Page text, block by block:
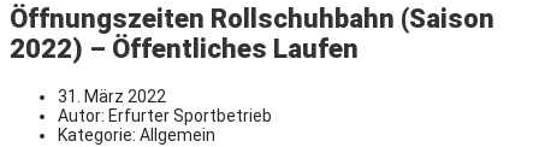
Öffnungszeiten Rollschuhbahn (Saison
2022) – Öffentliches Laufen
31. März 2022
Autor: Erfurter Sportbetrieb
Kategorie: Allgemein